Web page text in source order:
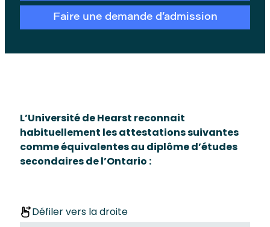
Faire une demande d’admission
L’Université de Hearst reconnait
habituellement les attestations suivantes
comme équivalentes au diplôme d’études
secondaires de l’Ontario :